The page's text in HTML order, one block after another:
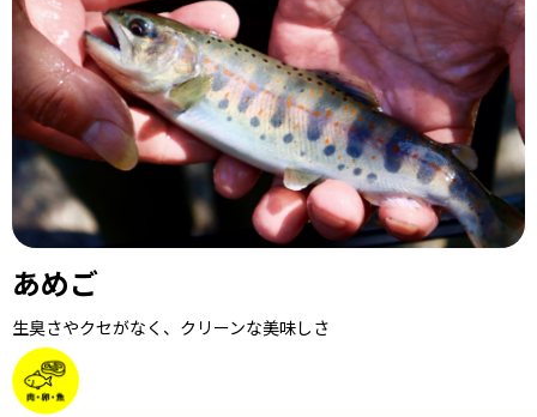
あめご
生臭さやクセがなく、クリーンな美味しさ